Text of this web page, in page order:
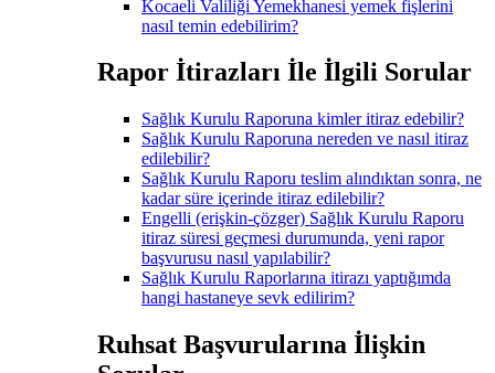
Kocaeli Valiliği Yemekhanesi yemek fişlerini
nasıl temin edebilirim?
Rapor İtirazları İle İlgili Sorular
Sağlık Kurulu Raporuna kimler itiraz edebilir?
Sağlık Kurulu Raporuna nereden ve nasıl itiraz
edilebilir?
Sağlık Kurulu Raporu teslim alındıktan sonra, ne
kadar süre içerinde itiraz edilebilir?
Engelli (erişkin-çözger) Sağlık Kurulu Raporu
itiraz süresi geçmesi durumunda, yeni rapor
başvurusu nasıl yapılabilir?
Sağlık Kurulu Raporlarına itirazı yaptığımda
hangi hastaneye sevk edilirim?
Ruhsat Başvurularına İlişkin